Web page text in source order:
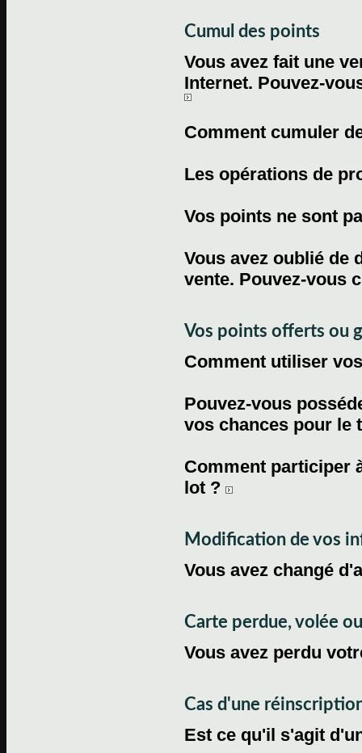
Cumul des points
Vous avez fait une
Internet. Pouvez-
Comment cumuler
Les opérations de
Vos points ne sont
Vous avez oublié de
vente. Pouvez-vous
Vos points offerts ou
Comment utiliser
Pouvez-vous
vos chances pour le
Comment participer
lot ?
Modification de vos
Vous avez changé
Carte perdue, volée
Vous avez perdu
Cas d'une
Est ce qu'il s'agit